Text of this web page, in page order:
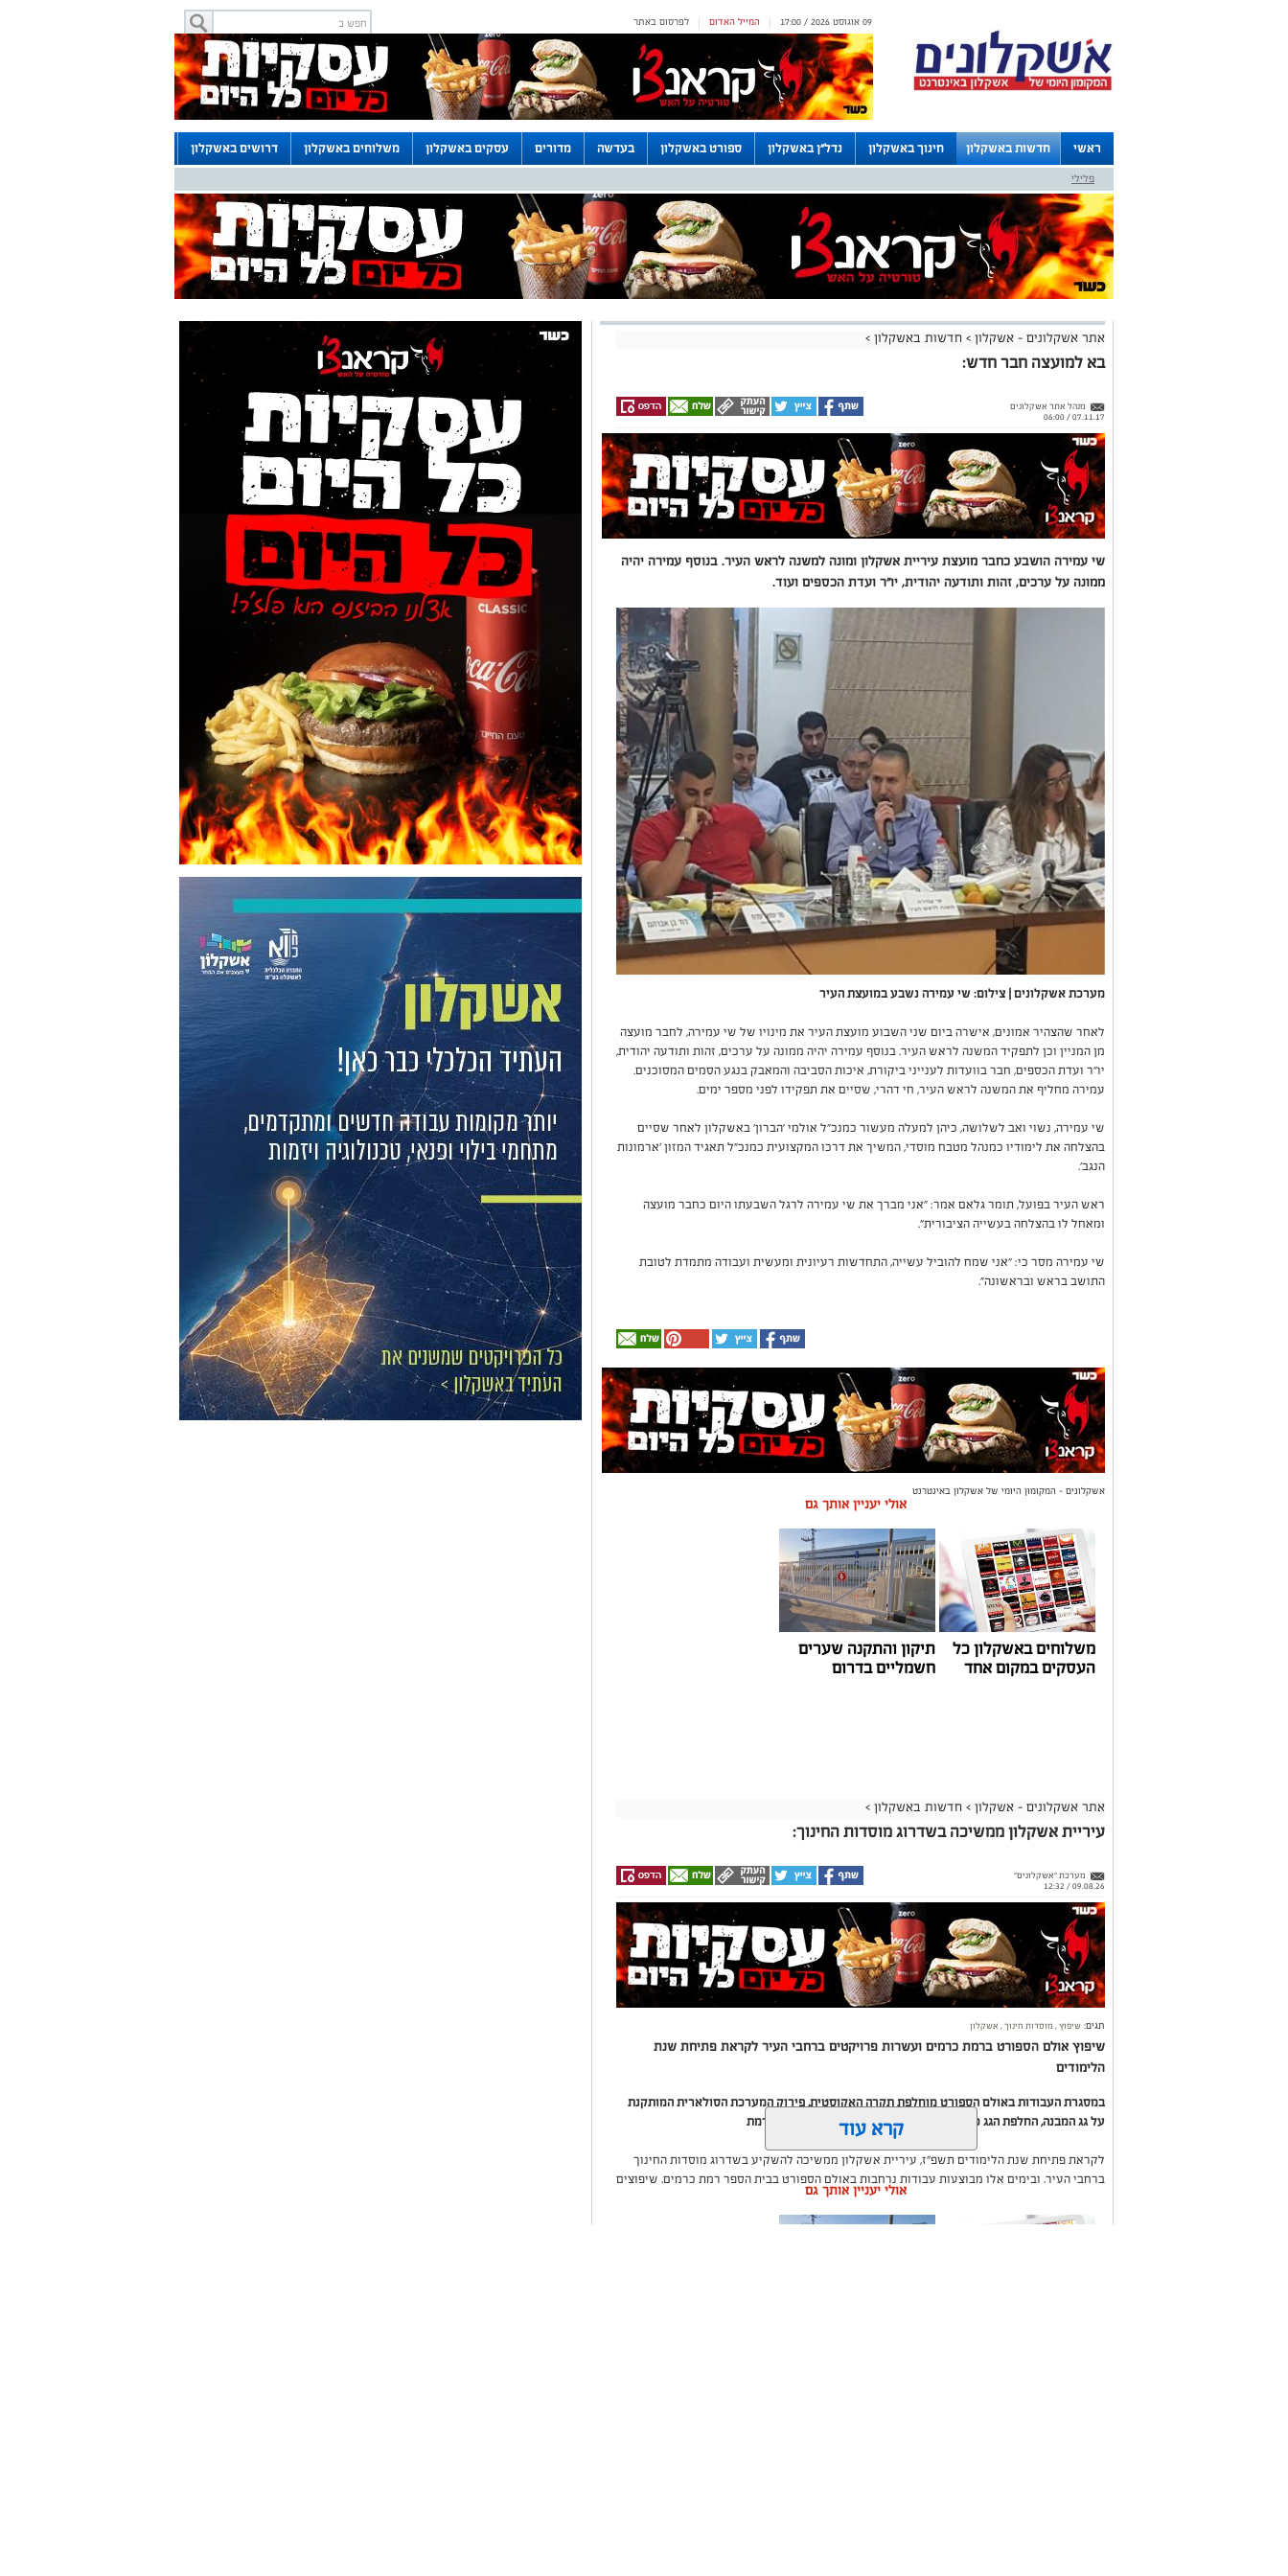
לפרסום באתר | המייל האדום | 09 אוגוסט 2026 / 17:00
ראשי חדשות באשקלון חינוך באשקלון נדל"ן באשקלון ספורט באשקלון בעדשה מדורים עסקים באשקלון משלוחים באשקלון דרושים באשקלון
לוחות
פלילי
אתר אשקלונים - אשקלון > חדשות באשקלון >
בא למועצה חבר חדש:
מנהל אתר אשקלונים
07.11.17 / 06:00
שי עמירה הושבע כחבר מועצת עיריית אשקלון ומונה למשנה לראש העיר. בנוסף עמירה יהיה
ממונה על ערכים, זהות ותודעה יהודית, יו"ר ועדת הכספים ועוד.
מערכת אשקלונים | צילום: שי עמירה נשבע במועצת העיר
לאחר שהצהיר אמונים, אישרה ביום שני השבוע מועצת העיר את מינויו של שי עמירה, לחבר מועצה
מן המניין וכן לתפקיד המשנה לראש העיר. בנוסף עמירה יהיה ממונה על ערכים, זהות ותודעה יהודית,
יו"ר ועדת הכספים, חבר בוועדות לענייני ביקורת, איכות הסביבה והמאבק בנגע הסמים המסוכנים.
עמירה מחליף את המשנה לראש העיר, חי דהרי, שסיים את תפקידו לפני מספר ימים.
שי עמירה, נשוי ואב לשלושה, כיהן למעלה מעשור כמנכ״ל אולמי 'הברון' באשקלון לאחר שסיים
בהצלחה את לימודיו כמנהל מטבח מוסדי, המשיך את דרכו המקצועית כמנכ״ל תאגיד המזון 'ארמונות
הנגב'.
ראש העיר בפועל, תומר גלאם אמר: "אני מברך את שי עמירה לרגל השבעתו היום כחבר מועצה
ומאחל לו בהצלחה בעשייה הציבורית".
שי עמירה מסר כי: ״אני שמח להוביל עשייה, התחדשות רעיונית ומעשית ועבודה מתמדת לטובת
התושב בראש ובראשונה״.
אשקלונים - המקומון היומי של אשקלון באינטרנט
אולי יעניין אותך גם
משלוחים באשקלון כל
העסקים במקום אחד
תיקון והתקנה שערים
חשמליים בדרום
אתר אשקלונים - אשקלון > חדשות באשקלון >
עיריית אשקלון ממשיכה בשדרוג מוסדות החינוך:
מערכת "אשקלונים"
09.08.26 / 12:32
תגים: שיפוץ, מוסדות חינוך, אשקלון
שיפוץ אולם הספורט ברמת כרמים ועשרות פרויקטים ברחבי העיר לקראת פתיחת שנת
הלימודים
במסגרת העבודות באולם הספורט מוחלפת תקרה האקוסטית, פירוק המערכת הסולארית המותקנת
על גג המבנה, החלפת הגג כולו והתקנת מערכת סולארית חדשה ומתקדמת
לקראת פתיחת שנת הלימודים תשפ"ז, עיריית אשקלון ממשיכה להשקיע בשדרוג מוסדות החינוך
ברחבי העיר, ובימים אלו מבוצעות עבודות נרחבות באולם הספורט בבית הספר רמת כרמים, שיפוצים
נרחבים בבתי הספר ובגני הילדים, במטרה לשפר את התשתיות ולהעניק לתלמידים ולצוותי החינוך
סביבת לימודים בטוחה, מתקדמת ואיכותית.
קרא עוד
אולי יעניין אותך גם